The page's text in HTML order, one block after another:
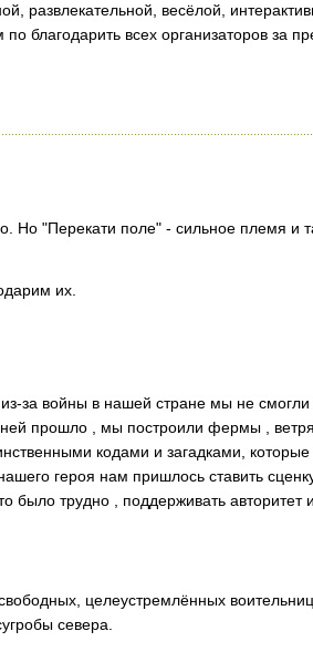
развлекательной, весёлой,
благодарить всех организаторов за
Но "Перекати поле" - сильное племя и
их.
за войны в нашей стране мы не смогли
прошло , мы построили фермы ,
кодами и загадками,
героя нам пришлось ставить
трудно , поддерживать
целеустремлённых
севера.